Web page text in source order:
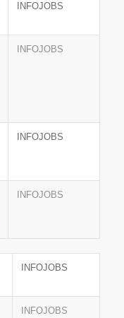
INFOJOBS
INFOJOBS
INFOJOBS
INFOJOBS
INFOJOBS
INFOJOBS